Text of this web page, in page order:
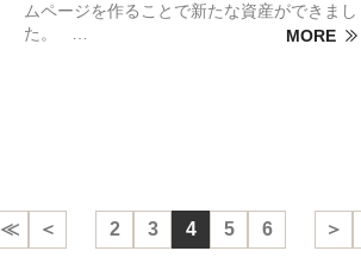
ムページを作ることで新たな資産ができまし
た。 …
MORE
≪ ＜ 2 3 4 5 6 ＞